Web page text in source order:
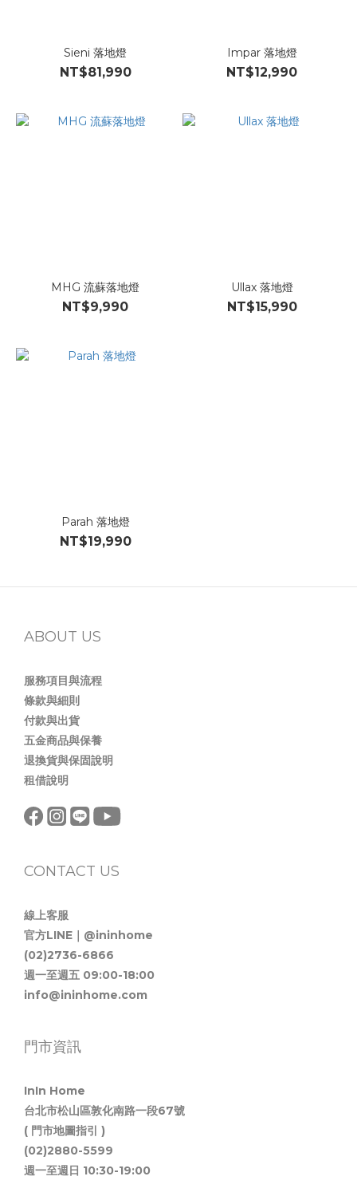
Sieni 落地燈
NT$81,990
Impar 落地燈
NT$12,990
MHG 流蘇落地燈
NT$9,990
Ullax 落地燈
NT$15,990
Parah 落地燈
NT$19,990
ABOUT US
服務項目與流程
條款與細則
付款與出貨
五金商品與保養
退換貨與保固說明
租借說明
CONTACT US
線上客服
官方LINE｜@ininhome
(02)2736-6866
週一至週五 09:00-18:00
info@ininhome.com
門市資訊
InIn Home
台北市松山區敦化南路一段67號
( 門市地圖指引 )
(02)2880-5599
週一至週日 10:30-19:00